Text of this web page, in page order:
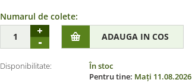
Numarul de colete:
Disponibilitate:
În stoc
Pentru tine: Mați 11.08.2026